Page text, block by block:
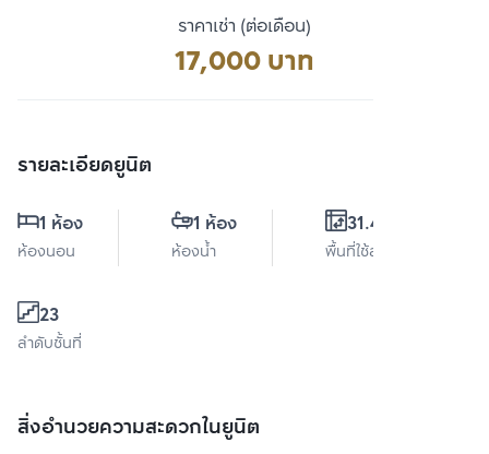
ราคาเช่า (ต่อเดือน)
17,000 บาท
รายละเอียดยูนิต
1 ห้อง
ห้องนอน
1 ห้อง
ห้องน้ำ
31.41 ตร.ม.
พื้นที่ใช้สอย
23
ลำดับชั้นที่
สิ่งอำนวยความสะดวกในยูนิต